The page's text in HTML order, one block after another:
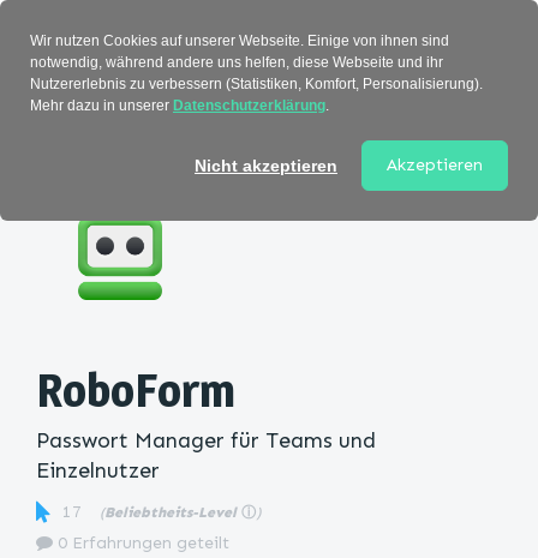
RoboForm
Passwort Manager für Teams und
Einzelnutzer
17 (Beliebtheits-Level ⓘ )
0 Erfahrungen geteilt
Wir nutzen Cookies auf unserer Webseite. Einige von ihnen sind
notwendig, während andere uns helfen, diese Webseite und ihr
Nutzererlebnis zu verbessern (Statistiken, Komfort, Personalisierung).
Mehr dazu in unserer Datenschutzerklärung.
Nicht akzeptieren Akzeptieren